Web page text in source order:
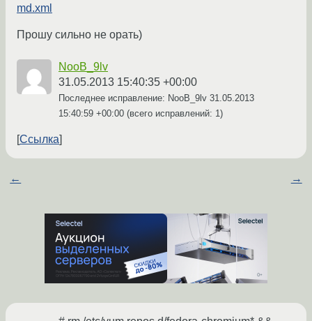
md.xml
Прошу сильно не орать)
NooB_9lv
31.05.2013 15:40:35 +00:00
Последнее исправление: NooB_9lv 31.05.2013
15:40:59 +00:00 (всего исправлений: 1)
Ссылка
← →